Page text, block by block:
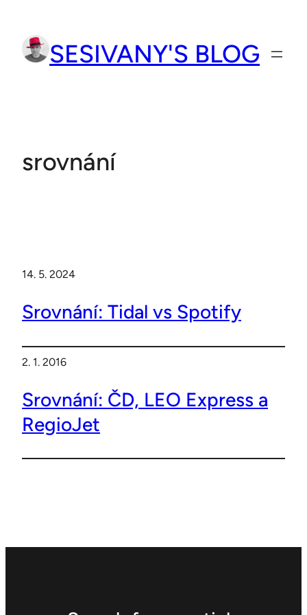
obsah
SESIVANY'S BLOG
srovnání
14. 5. 2024
Srovnání: Tidal vs Spotify
2. 1. 2016
Srovnání: ČD, LEO Express a
RegioJet